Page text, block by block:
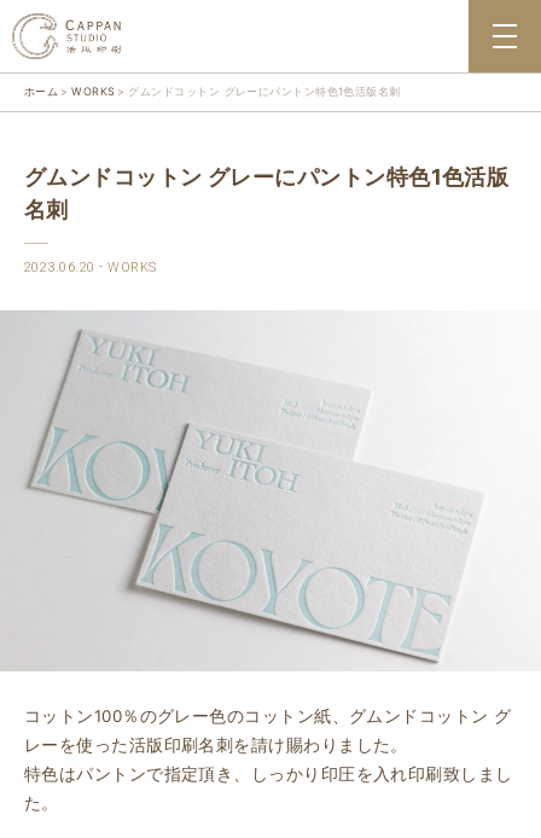
ホーム WORKS グムンドコットン グレーにパントン特色1色活版名刺
グムンドコットン グレーにパントン特色1色活版
名刺
2023.06.20 WORKS
コットン100％のグレー色のコットン紙、グムンドコットン グ
レーを使った活版印刷名刺を請け賜わりました。
特色はパントンで指定頂き、しっかり印圧を入れ印刷致しまし
た。